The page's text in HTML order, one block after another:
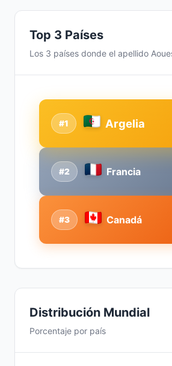
Top 3 Países
Los 3 países donde el apellido
#2 Francia
#1 Argelia
#3 Canadá
Distribución Mundial
Porcentaje por país